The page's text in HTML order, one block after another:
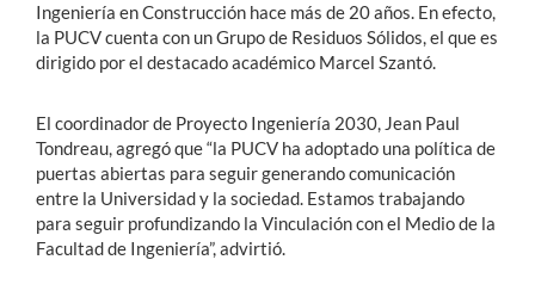
Ingeniería en Construcción hace más de 20 años. En efecto,
la PUCV cuenta con un Grupo de Residuos Sólidos, el que es
dirigido por el destacado académico Marcel Szantó.
El coordinador de Proyecto Ingeniería 2030, Jean Paul
Tondreau, agregó que “la PUCV ha adoptado una política de
puertas abiertas para seguir generando comunicación
entre la Universidad y la sociedad. Estamos trabajando
para seguir profundizando la Vinculación con el Medio de la
Facultad de Ingeniería”, advirtió.